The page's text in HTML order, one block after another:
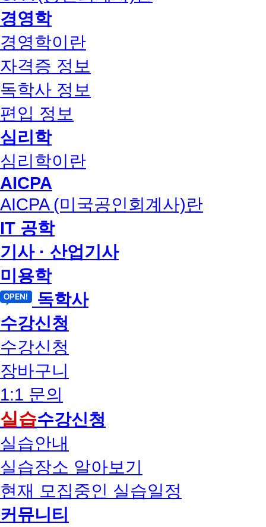
경영학
경영학이란
자격증 정보
독학사 정보
편입 정보
심리학
심리학이란
AICPA
AICPA (미국공인회계사)란
IT 공학
기사 · 산업기사
미용학
독학사
수강신청
수강신청
장바구니
1:1 문의
실습수강신청
실습안내
실습장소 알아보기
현재 모집중인 실습일정
커뮤니티